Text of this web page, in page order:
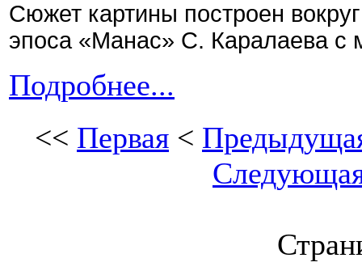
Сюжет картины построен
эпоса «Манас» С. Каралаева
Подробнее...
<< Первая <